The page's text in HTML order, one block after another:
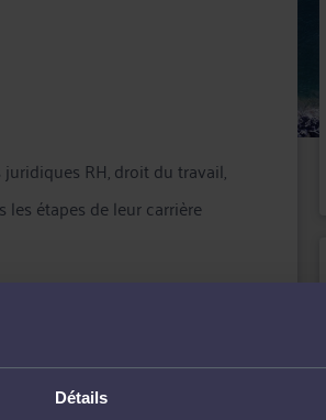
Détails
RH, droit du travail,
étapes de leur carrière
et adaptée au cœur de